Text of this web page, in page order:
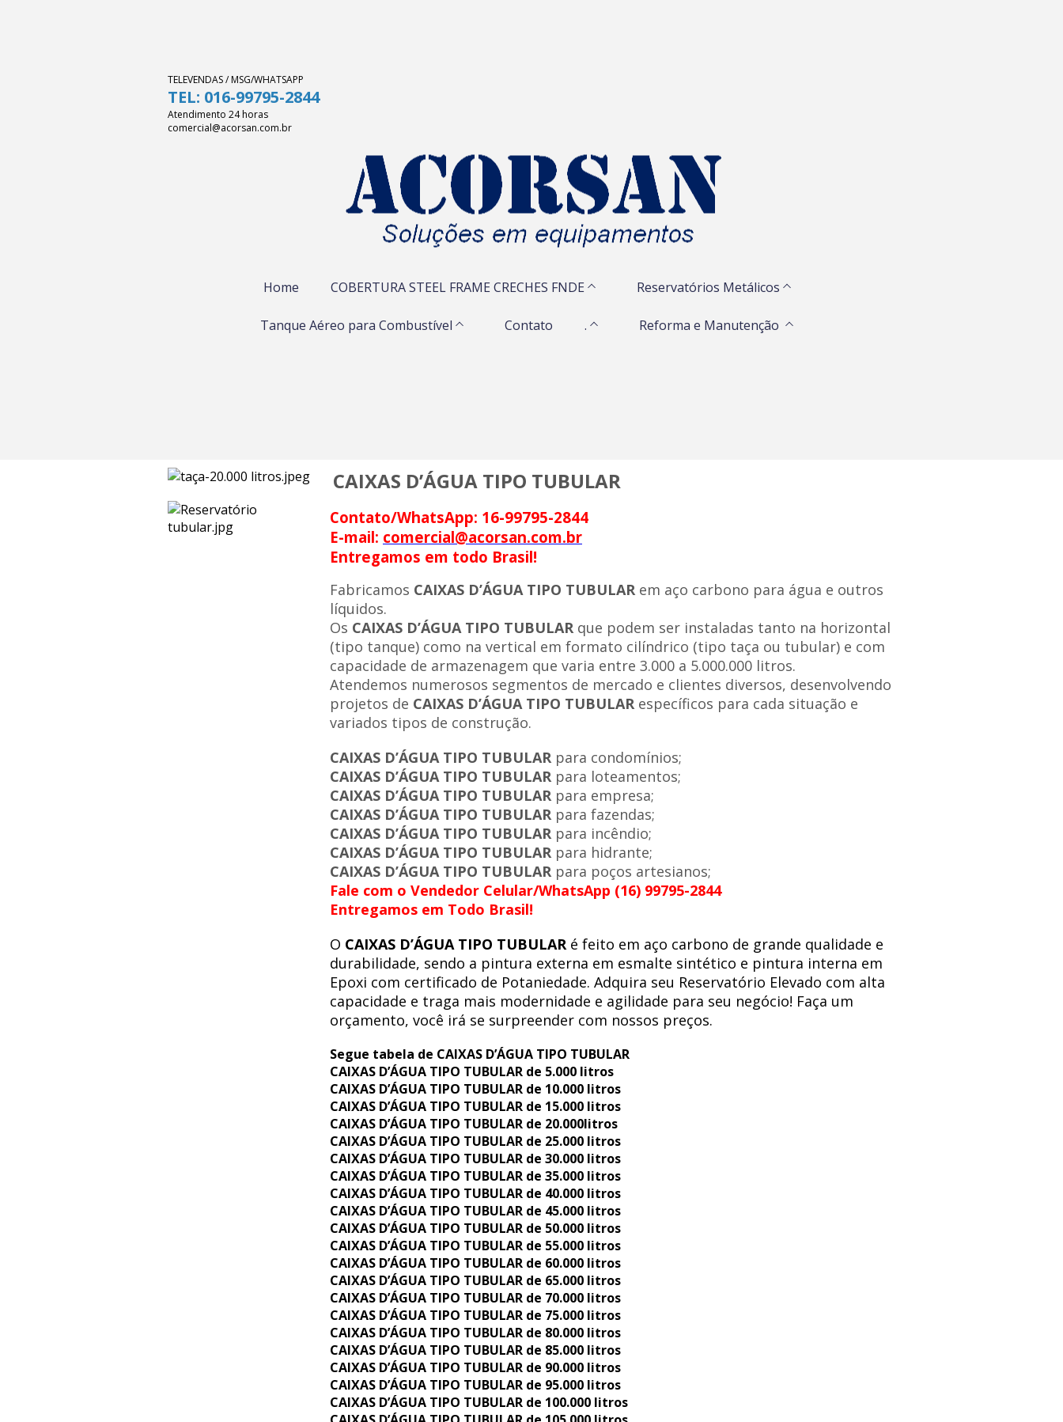
TELEVENDAS / MSG/WHATSAPP
TEL: 016-99795-2844
Atendimento 24 horas
comercial@acorsan.com.br
Home COBERTURA STEEL FRAME CRECHES FNDE Reservatórios Metálicos
Tanque Aéreo para Combustível Contato . Reforma e Manutenção
CAIXAS D’ÁGUA TIPO TUBULAR
Contato/WhatsApp: 16-99795-2844
E-mail: comercial@acorsan.com.br
Entregamos em todo Brasil!
Fabricamos CAIXAS D’ÁGUA TIPO TUBULAR em aço carbono para água e outros
líquidos.
Os CAIXAS D’ÁGUA TIPO TUBULAR que podem ser instaladas tanto na horizontal
(tipo tanque) como na vertical em formato cilíndrico (tipo taça ou tubular) e com
capacidade de armazenagem que varia entre 3.000 a 5.000.000 litros.
Atendemos numerosos segmentos de mercado e clientes diversos, desenvolvendo
projetos de CAIXAS D’ÁGUA TIPO TUBULAR específicos para cada situação e
variados tipos de construção.
CAIXAS D’ÁGUA TIPO TUBULAR para condomínios;
CAIXAS D’ÁGUA TIPO TUBULAR para loteamentos;
CAIXAS D’ÁGUA TIPO TUBULAR para empresa;
CAIXAS D’ÁGUA TIPO TUBULAR para fazendas;
CAIXAS D’ÁGUA TIPO TUBULAR para incêndio;
CAIXAS D’ÁGUA TIPO TUBULAR para hidrante;
CAIXAS D’ÁGUA TIPO TUBULAR para poços artesianos;
Fale com o Vendedor Celular/WhatsApp (16) 99795-2844
Entregamos em Todo Brasil!
O CAIXAS D’ÁGUA TIPO TUBULARé feito em aço carbono de grande qualidade e
durabilidade, sendo a pintura externa em esmalte sintético e pintura interna em
Epoxi com certificado de Potaniedade. Adquira seu Reservatório Elevado com alta
capacidade e traga mais modernidade e agilidade para seu negócio! Faça um
orçamento, você irá se surpreender com nossos preços.
Segue tabela de CAIXAS D’ÁGUA TIPO TUBULAR
CAIXAS D’ÁGUA TIPO TUBULAR de 5.000 litros
CAIXAS D’ÁGUA TIPO TUBULAR de 10.000 litros
CAIXAS D’ÁGUA TIPO TUBULAR de 15.000 litros
CAIXAS D’ÁGUA TIPO TUBULAR de 20.000litros
CAIXAS D’ÁGUA TIPO TUBULAR de 25.000 litros
CAIXAS D’ÁGUA TIPO TUBULAR de 30.000 litros
CAIXAS D’ÁGUA TIPO TUBULAR de 35.000 litros
CAIXAS D’ÁGUA TIPO TUBULAR de 40.000 litros
CAIXAS D’ÁGUA TIPO TUBULAR de 45.000 litros
CAIXAS D’ÁGUA TIPO TUBULAR de 50.000 litros
CAIXAS D’ÁGUA TIPO TUBULAR de 55.000 litros
CAIXAS D’ÁGUA TIPO TUBULAR de 60.000 litros
CAIXAS D’ÁGUA TIPO TUBULAR de 65.000 litros
CAIXAS D’ÁGUA TIPO TUBULAR de 70.000 litros
CAIXAS D’ÁGUA TIPO TUBULAR de 75.000 litros
CAIXAS D’ÁGUA TIPO TUBULAR de 80.000 litros
CAIXAS D’ÁGUA TIPO TUBULAR de 85.000 litros
CAIXAS D’ÁGUA TIPO TUBULAR de 90.000 litros
CAIXAS D’ÁGUA TIPO TUBULAR de 95.000 litros
CAIXAS D’ÁGUA TIPO TUBULAR de 100.000 litros